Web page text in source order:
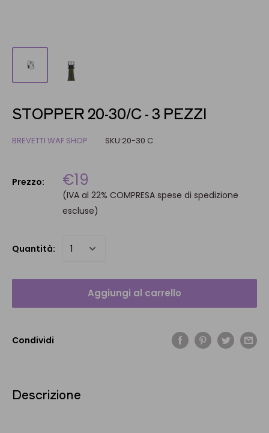
STOPPER 20-30/C - 3 PEZZI
BREVETTI WAF SHOP SKU:20-30 C
Prezzo: €19
(IVA al 22% COMPRESA spese di spedizione
escluse)
Quantità:
Aggiungi al carrello
Condividi
Descrizione